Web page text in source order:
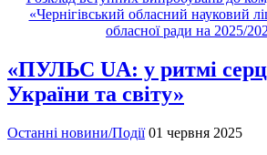
«Чернігівський обласний науковий
обласної ради на 2025/
«ПУЛЬС UA: у ритмі
України та світу»
Останні новини/Події 01 червня 2025